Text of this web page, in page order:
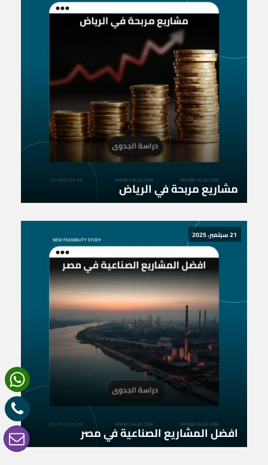
مشاريع مربحة في الرياض
21 سبتمبر، 2025
افضل المشاريع الصناعية في مصر